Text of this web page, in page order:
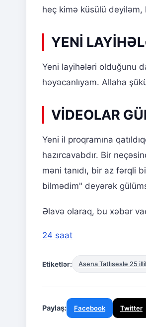
heç kimə küsülü deyiləm,
YENİ
Yeni layihələri olduğunu
həyəcanlıyam. Allaha
VİDEOLAR
Yeni il proqramına
hazırcavabdır. Bir
məni tanıdı, bir az fərqli
bilmədim" deyərək
Əlavə olaraq, bu xəbər
24 saat
Etiketlər: Asena Tatlıseslə 25
Paylaş: Facebook Twitter